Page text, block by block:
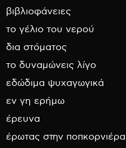
βιβλιοφάνειες
το γέλιο του νερού
δια στόματος
το δυναμώνεις λίγο
εδώδιμα ψυχαγωγικά
εν γη ερήμω
έρευνα
έρωτας στην ποπκορνιέρα